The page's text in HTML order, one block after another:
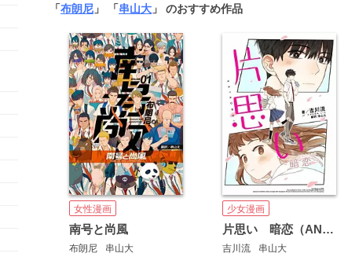
「布朗尼 」 「串山大 」 のおすすめ作品
女性漫画
南号と尚風
布朗尼 串山大
少女漫画
片思い 暗恋（AN LIAN） 【タテスク】
吉川流 串山大